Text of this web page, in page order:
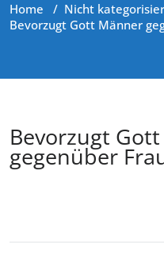
Home / Nicht
Bevorzugt Gott Männer
Bevorzugt
gegenüber